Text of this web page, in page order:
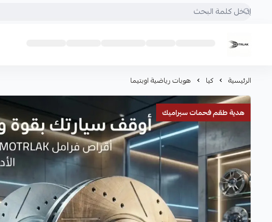
Motrlak
الرئيسية كيا هوبات رياضية اوبتيما
هدية طقم فحمات سيراميك